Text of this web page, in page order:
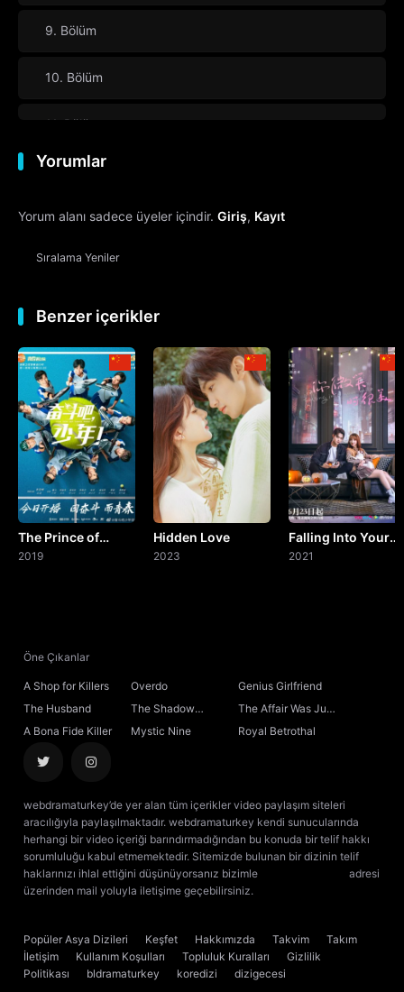
9. Bölüm
10. Bölüm
11. Bölüm
12. Bölüm
13. Bölüm
14. Bölüm
15. Bölüm
16. Bölüm
17. Bölüm
18. Bölüm
19. Bölüm
20. Bölüm
23. Bölüm
24. Bölüm
Yorumlar
Yorum alanı sadece üyeler içindir. Giriş, Kayıt
Sıralama Yeniler
Benzer içerikler
The Prince of
Tennis
2019
Hidden Love
2023
Falling Into Your
Smile
2021
Öne Çıkanlar
A Shop for Killers Overdo
Genius Girlfriend
The Husband
The Shadow
Sovereign
The Affair Was Just
the Beginning
A Bona Fide Killer Mystic Nine Royal Betrothal
webdramaturkey’de yer alan tüm içerikler video paylaşım siteleri
aracılığıyla paylaşılmaktadır. webdramaturkey kendi sunucularında
herhangi bir video içeriği barındırmadığından bu konuda bir telif hakkı
sorumluluğu kabul etmemektedir. Sitemizde bulunan bir dizinin telif
haklarınızı ihlal ettiğini düşünüyorsanız bizimle
adresi
üzerinden mail yoluyla iletişime geçebilirsiniz.
Popüler Asya Dizileri Keşfet Hakkımızda Takvim
Takım
İletişim
Kullanım Koşulları Topluluk Kuralları
Gizlilik
Politikası
bldramaturkey koredizi
dizigecesi